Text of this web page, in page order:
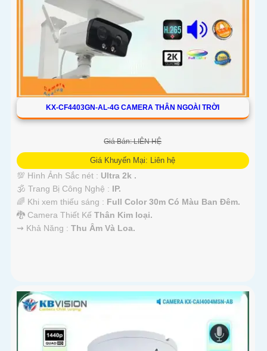
KX-CF4403GN-AL-4G CAMERA THÂN NGOÀI TRỜI
Giá Bán: LIÊN HỆ
Giá Khuyến Mại: Liên hệ
💯 Hình Ảnh Sắc nét : Ultra 2k .
🕉️ Trang Bị Công Nghệ : IP.
🌈 Khi xem thiếu sáng : Full Color 30m Có Màu Ban Ðêm.
🐉️ Camera Thiết Kế Thân Kim loại.
️⇝ Khả Năng : Thu Âm Và Loa.